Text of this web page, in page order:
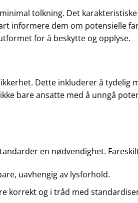
tolkning. Det
informere dem om potensielle
for å beskytte og opplyse.
Dette inkluderer å
bare ansatte med å unngå
en nødvendighet.
uavhengig av lysforhold.
korrekt og i tråd med